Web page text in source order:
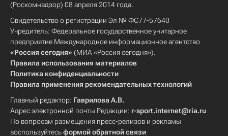
(Роскомнадзор) 08 апреля 2014 года.
Свидетельство о регистрации Эл № ФС77-57640
Учредитель: Федеральное государственное унитарное
предприятие Международное информационное агентство
«Россия сегодня» (МИА «Россия сегодня»).
Правила использования материалов
Политика конфиденциальности
Правила применения рекомендательных технологий
Главный редактор: Гаврилова А.В.
Адрес электронной почты Редакции: r-sport.internet@ria.ru
По вопросам размещения пресс-релизов и рекламы
воспользуйтесьформой обратной связи